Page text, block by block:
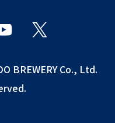
BREWERY Co., Ltd.